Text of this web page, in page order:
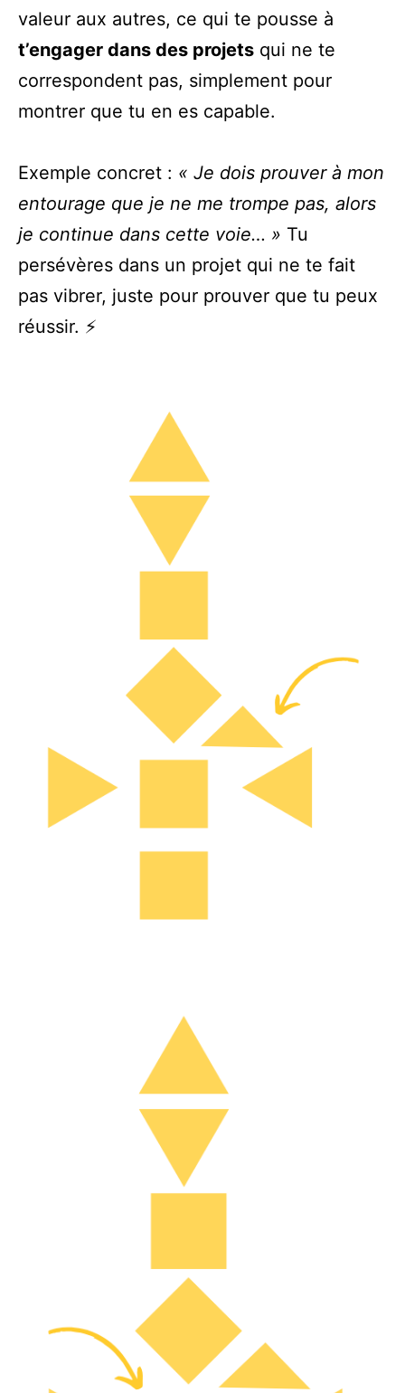
valeur aux autres, ce qui te pousse à
t’engager dans des projets qui ne te
correspondent pas, simplement pour
montrer que tu en es capable.
Exemple concret : « Je dois prouver à mon
entourage que je ne me trompe pas, alors
je continue dans cette voie… » Tu
persévères dans un projet qui ne te fait
pas vibrer, juste pour prouver que tu peux
réussir. ⚡